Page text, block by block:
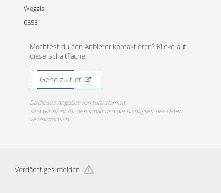
Weggis
6353
Möchtest du den Anbieter kontaktieren? Klicke auf
diese Schaltfläche:
Gehe zu tutti
Da dieses Angebot von tutti stammt,
sind wir nicht für den Inhalt und die Richtigkeit der Daten
verantwortlich.
Verdächtiges melden